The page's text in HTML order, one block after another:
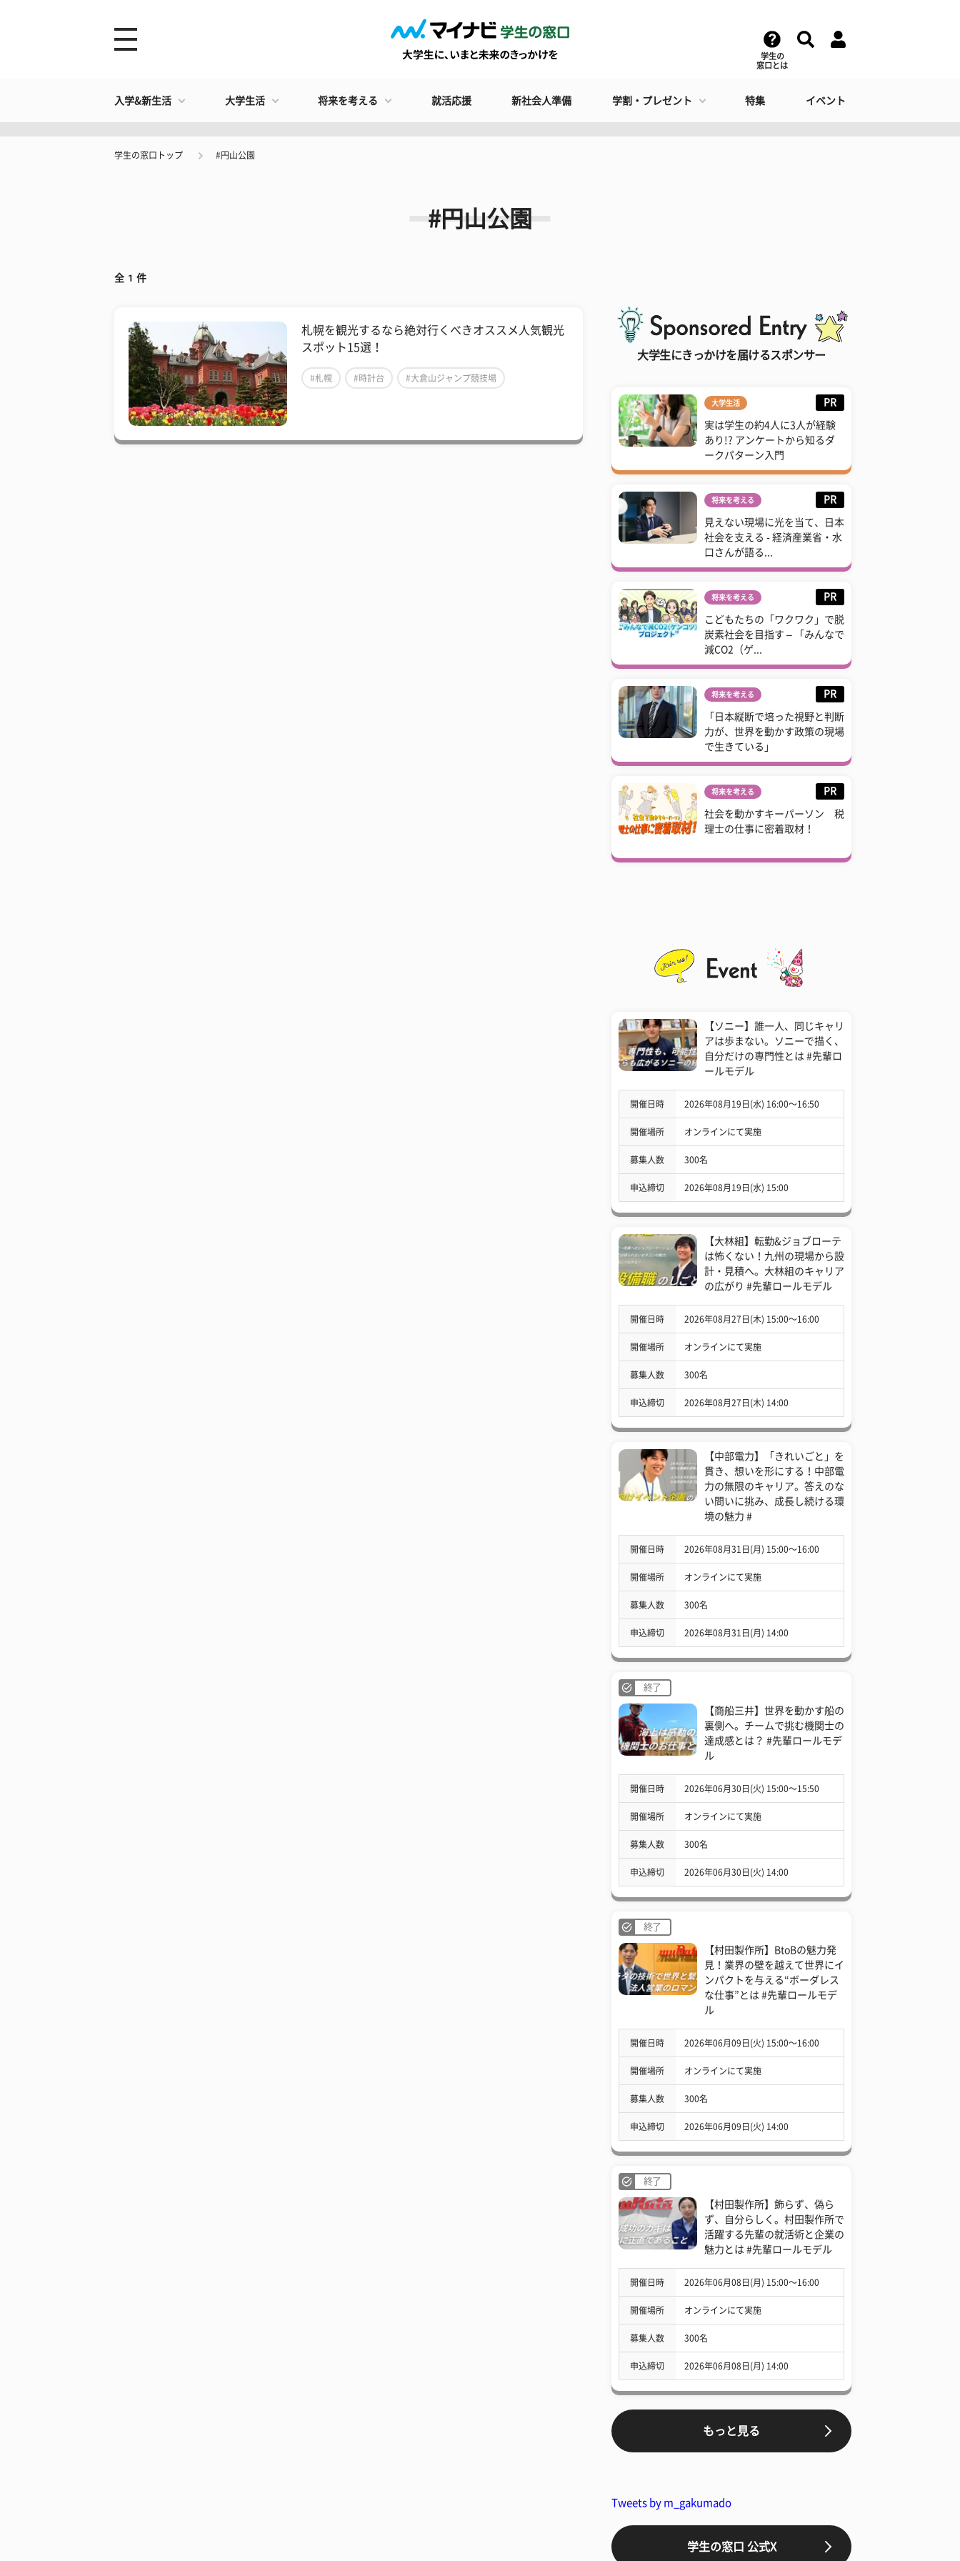
学生の
窓口とは
入学&新生活 大学生活 将来を考える 就活応援 新社会人準備 学割・プレゼント 特集 イベント
学生の窓口トップ #円山公園
#円山公園
全 1 件
札幌を観光するなら絶対行くべきオススメ人気観光
スポット15選！
#札幌 #時計台 #大倉山ジャンプ競技場
大学生にきっかけを届けるスポンサー
大学生活 PR
実は学生の約4人に3人が経験
あり!? アンケートから知るダ
ークパターン入門
将来を考える PR
見えない現場に光を当て、日本
社会を支える - 経済産業省・水
口さんが語る...
将来を考える PR
こどもたちの「ワクワク」で脱
炭素社会を目指す – 「みんなで
減CO2（ゲ...
将来を考える PR
「日本縦断で培った視野と判断
力が、世界を動かす政策の現場
で生きている」
将来を考える PR
社会を動かすキーパーソン 税
理士の仕事に密着取材！
【ソニー】誰一人、同じキャリ
アは歩まない。ソニーで描く、
自分だけの専門性とは #先輩ロ
ールモデル
開催日時 2026年08月19日(水) 16:00〜16:50
開催場所 オンラインにて実施
募集人数 300名
申込締切 2026年08月19日(水) 15:00
【大林組】転勤&ジョブローテ
は怖くない！九州の現場から設
計・見積へ。大林組のキャリア
の広がり #先輩ロールモデル
開催日時 2026年08月27日(木) 15:00〜16:00
開催場所 オンラインにて実施
募集人数 300名
申込締切 2026年08月27日(木) 14:00
【中部電力】「きれいごと」を
貫き、想いを形にする！中部電
力の無限のキャリア。答えのな
い問いに挑み、成長し続ける環
境の魅力 #
開催日時 2026年08月31日(月) 15:00〜16:00
開催場所 オンラインにて実施
募集人数 300名
申込締切 2026年08月31日(月) 14:00
終了
【商船三井】世界を動かす船の
裏側へ。チームで挑む機関士の
達成感とは？ #先輩ロールモデ
ル
開催日時 2026年06月30日(火) 15:00〜15:50
開催場所 オンラインにて実施
募集人数 300名
申込締切 2026年06月30日(火) 14:00
終了
【村田製作所】BtoBの魅力発
見！業界の壁を越えて世界にイ
ンパクトを与える“ボーダレス
な仕事”とは #先輩ロールモデ
ル
開催日時 2026年06月09日(火) 15:00〜16:00
開催場所 オンラインにて実施
募集人数 300名
申込締切 2026年06月09日(火) 14:00
終了
【村田製作所】飾らず、偽ら
ず、自分らしく。村田製作所で
活躍する先輩の就活術と企業の
魅力とは #先輩ロールモデル
開催日時 2026年06月08日(月) 15:00〜16:00
開催場所 オンラインにて実施
募集人数 300名
申込締切 2026年06月08日(月) 14:00
もっと見る
Tweets by m_gakumado
学生の窓口 公式X